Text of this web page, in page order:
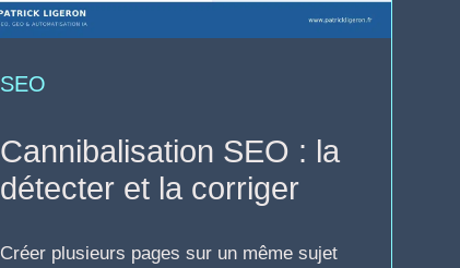
SEO
Cannibalisation SEO : la
détecter et la corriger
Créer plusieurs pages sur un même sujet